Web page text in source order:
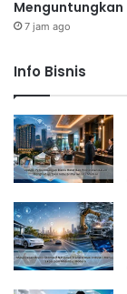
Menguntungkan
7 jam ago
Info Bisnis